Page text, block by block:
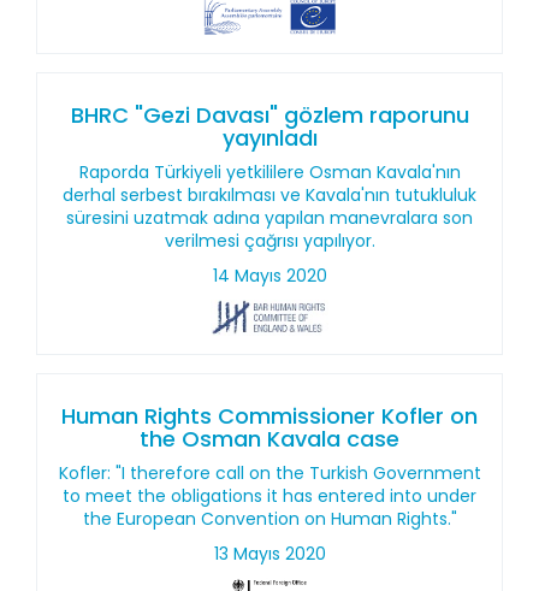
BHRC "Gezi Davası" gözlem raporunu
yayınladı
Raporda Türkiyeli yetkililere Osman Kavala'nın
derhal serbest bırakılması ve Kavala'nın tutukluluk
süresini uzatmak adına yapılan manevralara son
verilmesi çağrısı yapılıyor.
14 Mayıs 2020
Human Rights Commissioner Kofler on
the Osman Kavala case
Kofler: "I therefore call on the Turkish Government
to meet the obligations it has entered into under
the European Convention on Human Rights."
13 Mayıs 2020